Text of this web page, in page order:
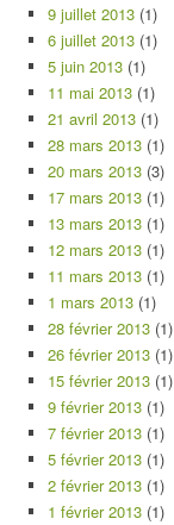
9 juillet 2013 (1)
6 juillet 2013 (1)
5 juin 2013 (1)
11 mai 2013 (1)
21 avril 2013 (1)
28 mars 2013 (1)
20 mars 2013 (3)
17 mars 2013 (1)
13 mars 2013 (1)
12 mars 2013 (1)
11 mars 2013 (1)
1 mars 2013 (1)
28 février 2013 (1)
26 février 2013 (1)
15 février 2013 (1)
9 février 2013 (1)
7 février 2013 (1)
5 février 2013 (1)
2 février 2013 (1)
1 février 2013 (1)